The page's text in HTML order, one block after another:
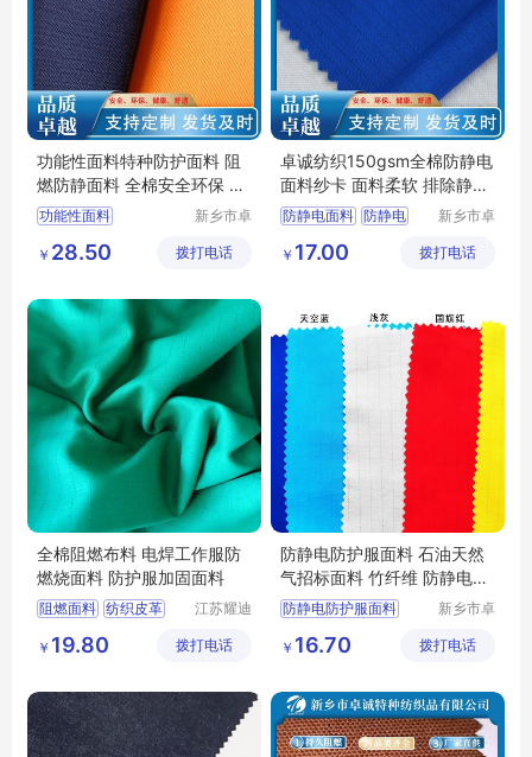
功能性面料特种防护面料 阻
燃防静面料 全棉安全环保 橘
红色丈青色
功能性面料
阻燃防静面料
工作服面料
新乡市卓
织品有限
￥ 28.50 拨打电话
卓诚纺织150gsm全棉防静电
面料纱卡 面料柔软 排除静电
离子危害
防静电面料 防静电
工装面料
新乡市卓
织品有限
￥ 17.00 拨打电话
全棉阻燃布料 电焊工作服防
燃烧面料 防护服加固面料
阻燃面料 纺织皮革
功能性棉类面料
江苏耀迪
限公司
￥ 19.80 拨打电话
防静电防护服面料 石油天然
气招标面料 竹纤维 防静电面
料155克
防静电防护服面料
石油天然气招标面料
新乡市卓
织品有限
￥ 16.70 拨打电话